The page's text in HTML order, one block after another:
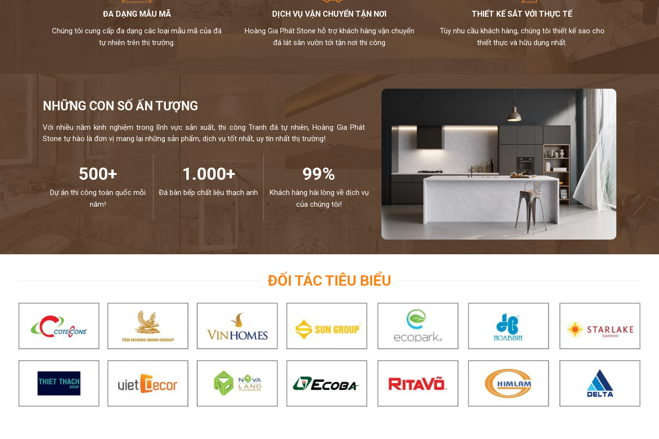
Kho đá hoàng gia phátlà đại lí cấp 1 của hãng thạch anh vinaquartz nên sản phẩm là hàng chính hãng,được
Chúng tôi không bán lẻ đá tấm chỉ nhận gia công chế tác và lắp đặt theo yêu cầu cho khách hàng nên không phải qua
NIỀM TIN CỦA KHÁCH LÀ HẠNH PHÚC CỦA CHÚNG TÔI - HÂN HẠNH
ĐƯỢC PHỤC VỤ QUÝ KHÁCH – HOTLINE: 0972101656 - 0946916986
ĐA DẠNG MẪU MÃ
Chúng tôi cung cấp đa dạng các loại mẫu mã của đá
tự nhiên trên thị trường.
DỊCH VỤ VẬN CHUYỂN TẬN NƠI
Hoàng Gia Phát Stone hỗ trợ khách hàng vận chuyển
đá lát sân vườn tới tận nơi thi công
THIẾT KẾ SÁT VỚI THỰC TẾ
Tùy nhu cầu khách hàng, chúng tôi thiết kế sao cho
thiết thực và hữu dụng nhất.
NHỮNG CON SỐ ẤN TƯỢNG
Với nhiều năm kinh nghiệm trong lĩnh vực sản xuất, thi công Tranh đá tự nhiên, Hoàng Gia Phát
Stone tự hào là đơn vị mang lại những sản phẩm, dịch vụ tốt nhất, uy tín nhất thị trường!
500+
Dự án thi công toàn quốc mỗi
năm!
1.000+
Đá bàn bếp chất liệu thạch anh
99%
Khách hàng hài lòng về dịch vụ
của chúng tôi!
ĐỐI TÁC TIÊU BIỂU